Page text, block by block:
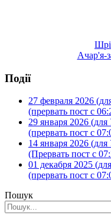
Ачар'я-
Події
27 февраля 2026
(прервать пост с
29 января 2026
(прервать пост с
14 января 2026
(Прервать пост с
01 декабря 2025
(прервать пост с
Пошук